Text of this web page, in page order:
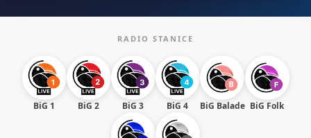
RADIO STANICE
BiG 1 BiG 2 BiG 3 BiG 4 BiG Balade BiG Folk